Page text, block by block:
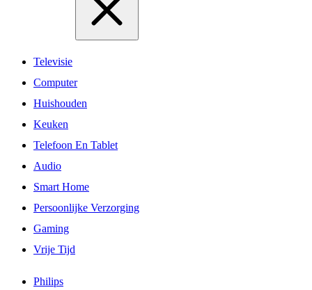
Televisie
Computer
Huishouden
Keuken
Telefoon En Tablet
Audio
Smart Home
Persoonlijke Verzorging
Gaming
Vrije Tijd
Philips